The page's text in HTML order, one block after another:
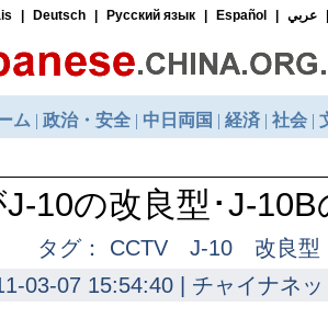
10の改良型･J-
タグ： CCTV J-10 改良
03-07 15:54:40 | チャイナネ